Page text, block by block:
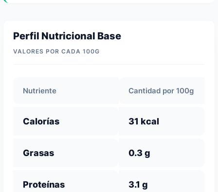
Perfil Nutricional Base
VALORES POR CADA 100G
Nutriente Cantidad por 100g
Calorías 31 kcal
Grasas 0.3 g
Proteínas 3.1 g